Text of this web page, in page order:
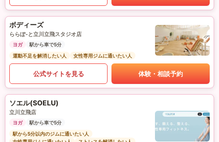
ボディーズ
ららぽ-と立川立飛スタジオ店
ヨガ
駅から車で5分
運動不足を解消したい人
女性専用ジムに通いたい人
公式サイトを見る 体験・相談予約
ソエル(SOELU)
立川立飛店
ヨガ
駅から車で5分
駅から5分以内のジムに通いたい人